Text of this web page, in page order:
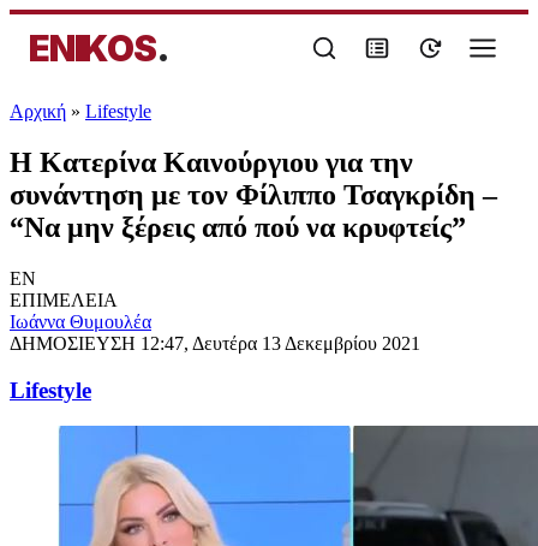
ENIKOS.
Αρχική » Lifestyle
Η Κατερίνα Καινούργιου για την
συνάντηση με τον Φίλιππο Τσαγκρίδη –
“Να μην ξέρεις από πού να κρυφτείς”
EN
ΕΠΙΜΕΛΕΙΑ
Ιωάννα Θυμουλέα
ΔΗΜΟΣΙΕΥΣΗ 12:47, Δευτέρα 13 Δεκεμβρίου 2021
Lifestyle